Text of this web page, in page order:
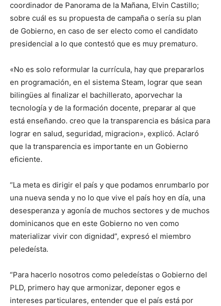
coordinador de Panorama de la Mañana, Elvin Castillo;
sobre cuál es su propuesta de campaña o sería su plan
de Gobierno, en caso de ser electo como el candidato
presidencial a lo que contestó que es muy prematuro.
«No es solo reformular la currícula, hay que prepararlos
en programación, en el sistema Steam, lograr que sean
bilingües al finalizar el bachillerato, aporvechar la
tecnología y de la formación docente, preparar al que
está enseñando. creo que la transparencia es básica para
lograr en salud, seguridad, migracion», explicó. Aclaró
que la transparencia es importante en un Gobierno
eficiente.
“La meta es dirigir el país y que podamos enrumbarlo por
una nueva senda y no lo que vive el país hoy en día, una
desesperanza y agonía de muchos sectores y de muchos
dominicanos que en este Gobierno no ven como
materializar vivir con dignidad”, expresó el miembro
peledeísta.
“Para hacerlo nosotros como peledeístas o Gobierno del
PLD, primero hay que armonizar, deponer egos e
intereses particulares, entender que el país está por